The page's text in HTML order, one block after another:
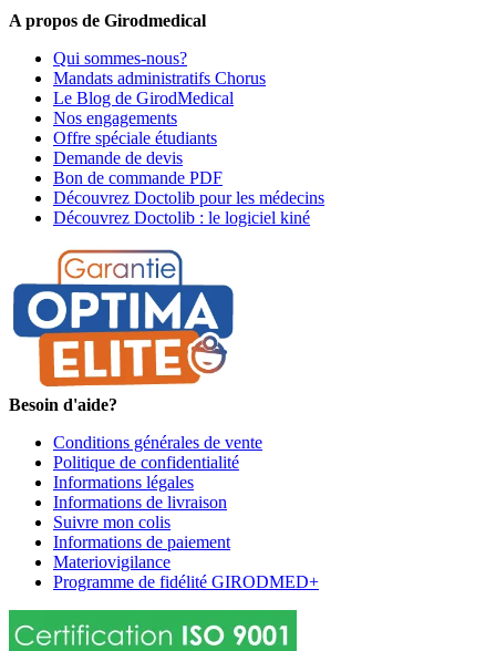
A propos de Girodmedical
Qui sommes-nous?
Mandats administratifs Chorus
Le Blog de GirodMedical
Nos engagements
Offre spéciale étudiants
Demande de devis
Bon de commande PDF
Découvrez Doctolib pour les médecins
Découvrez Doctolib : le logiciel kiné
Besoin d'aide?
Conditions générales de vente
Politique de confidentialité
Informations légales
Informations de livraison
Suivre mon colis
Informations de paiement
Materiovigilance
Programme de fidélité GIRODMED+